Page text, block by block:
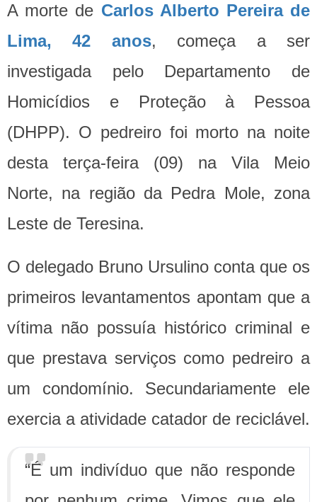
A morte de Carlos Alberto Pereira de
Lima, 42 anos, começa a ser
investigada pelo Departamento de
Homicídios e Proteção à Pessoa
(DHPP). O pedreiro foi morto na noite
desta terça-feira (09) na Vila Meio
Norte, na região da Pedra Mole, zona
Leste de Teresina.
O delegado Bruno Ursulino conta que os
primeiros levantamentos apontam que a
vítima não possuía histórico criminal e
que prestava serviços como pedreiro a
um condomínio. Secundariamente ele
exercia a atividade catador de reciclável.
“É um indivíduo que não responde